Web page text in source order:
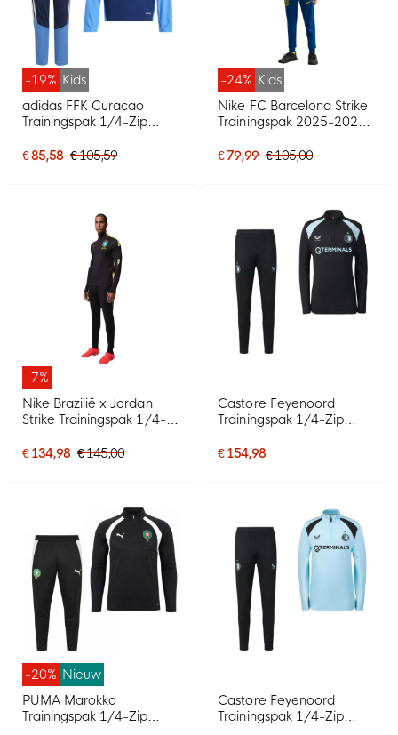
-19% Kids
adidas FFK Curacao
Trainingspak 1/4-Zip
Kids
€ 85,58 € 105,59
-24% Kids
Nike FC Barcelona Strike
Trainingspak 2025-2026
€ 79,99 € 105,00
-7%
Nike Brazilië x Jordan
Strike Trainingspak 1/4-
Geel Mintgroen
€ 134,98 € 145,00
Castore Feyenoord
Trainingspak 1/4-Zip
Lichtblauw
€ 154,98
-20% Nieuw
PUMA Marokko
Trainingspak 1/4-Zip
Castore Feyenoord
Trainingspak 1/4-Zip